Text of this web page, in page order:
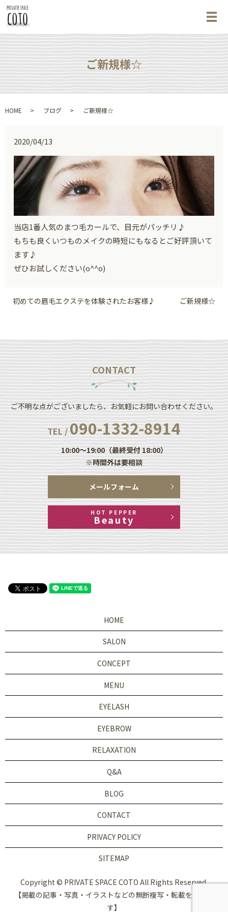
メ
ご新規様☆
HOME ブログ ご新規様☆
2020/04/13
当店1番人気のまつ毛カールで、目元がパッチリ♪
もちも良くいつものメイクの時短にもなるとご好評頂いて
ます♪
ぜひお試しください(o^^o)
初めての眉毛エクステを体験されたお客様♪ ご新規様☆
CONTACT
ご不明な点がございましたら、お気軽にお問い合わせください。
TEL /090-1332-8914
10:00～19:00（最終受付 18:00）
※時間外は要相談
メールフォーム
HOT PEPPER
Beauty
HOME
SALON
CONCEPT
MENU
EYELASH
EYEBROW
RELAXATION
Q&A
BLOG
CONTACT
PRIVACY POLICY
SITEMAP
Copyright © PRIVATE SPACE COTO All Rights Reserved.
【掲載の記事・写真・イラストなどの無断複写・転載を禁じま
す】